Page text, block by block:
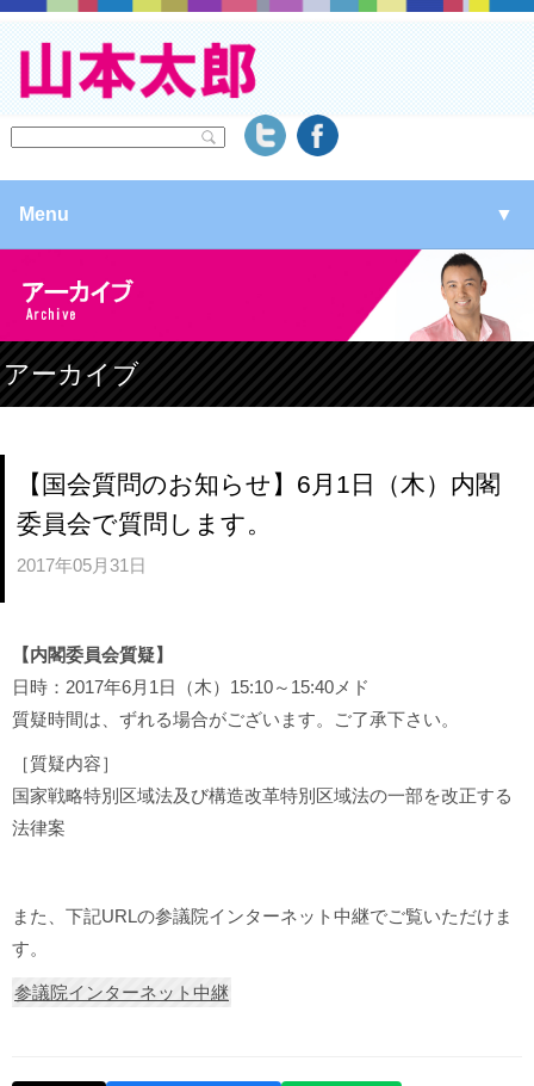
Menu ▼
▼
▼
アーカイブ
【国会質問のお知らせ】6月1日（木）内閣
委員会で質問します。
2017年05月31日
【内閣委員会質疑】
日時：2017年6月1日（木）15:10～15:40メド
質疑時間は、ずれる場合がございます。ご了承下さい。
［質疑内容］
国家戦略特別区域法及び構造改革特別区域法の一部を改正する
法律案
また、下記URLの参議院インターネット中継でご覧いただけま
す。
参議院インターネット中継